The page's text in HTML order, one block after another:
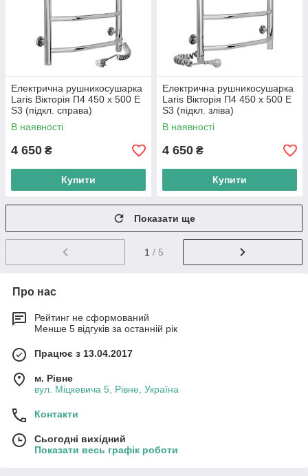
Електрична рушникосушарка
Laris Вікторія П4 450 х 500 Е
S3 (підкл. справа)
В наявності
4 650 ₴
Купити
Електрична рушникосушарка
Laris Вікторія П4 450 х 500 Е
S3 (підкл. зліва)
В наявності
4 650 ₴
Купити
Показати ще
1 / 5
Про нас
Рейтинг не сформований
Менше 5 відгуків за останній рік
Працює з 13.04.2017
м. Рівне
вул. Міцкевича 5, Рівне, Україна
Контакти
Сьогодні вихідний
Показати весь графік роботи